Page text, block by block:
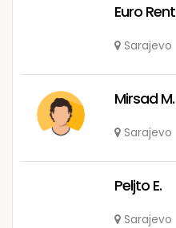
Euro
Sarajevo
Mirsad M.
Sarajevo
Peljto E.
Sarajevo